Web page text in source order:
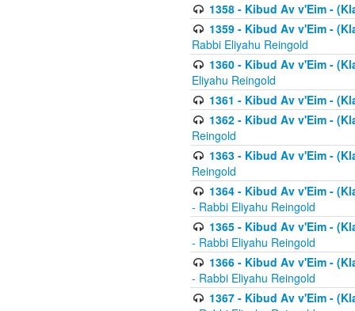
1358 - Kibud Av v'Eim -
1359 - Kibud Av v'Eim -
Rabbi Eliyahu Reingold
1360 - Kibud Av v'Eim -
Eliyahu Reingold
1361 - Kibud Av v'Eim -
1362 - Kibud Av v'Eim -
Reingold
1363 - Kibud Av v'Eim -
Reingold
1364 - Kibud Av v'Eim -
- Rabbi Eliyahu Reingold
1365 - Kibud Av v'Eim -
- Rabbi Eliyahu Reingold
1366 - Kibud Av v'Eim -
- Rabbi Eliyahu Reingold
1367 - Kibud Av v'Eim -